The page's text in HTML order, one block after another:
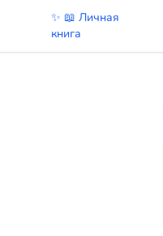
✨ 📖 Личная
книга